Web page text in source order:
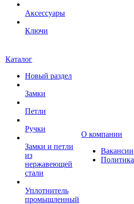
Аксессуары
Ключи
Каталог
Новый раздел
Замки
Петли
Ручки
Замки и петли
из
нержавеющей
стали
Уплотнитель
промышленный
О компании
Вакансии
Политика